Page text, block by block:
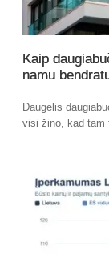
Kaip
namu
Daugelis
visi žino, kad tam